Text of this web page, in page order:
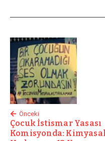
Önceki
Çocuk İstismar Yasası
Komisyonda: Kimyasal